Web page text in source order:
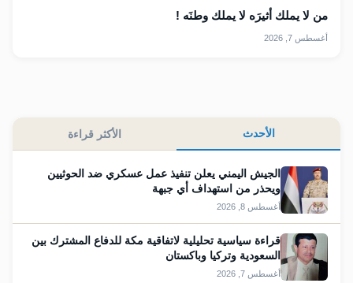
من لا يملك أثيرَه لا يملك وطنَه !
أغسطس 7, 2026
الأحدث الأكثر قراءة
الجيش اليمني يعلن تنفيذ عمل عسكري ضد الحوثيين
ويحذر من استهداف أي جبهة
أغسطس 8, 2026
قراءة سياسية تحليلية لاتفاقية مكة للدفاع المشترك بين
السعودية وتركيا وباكستان
أغسطس 7, 2026